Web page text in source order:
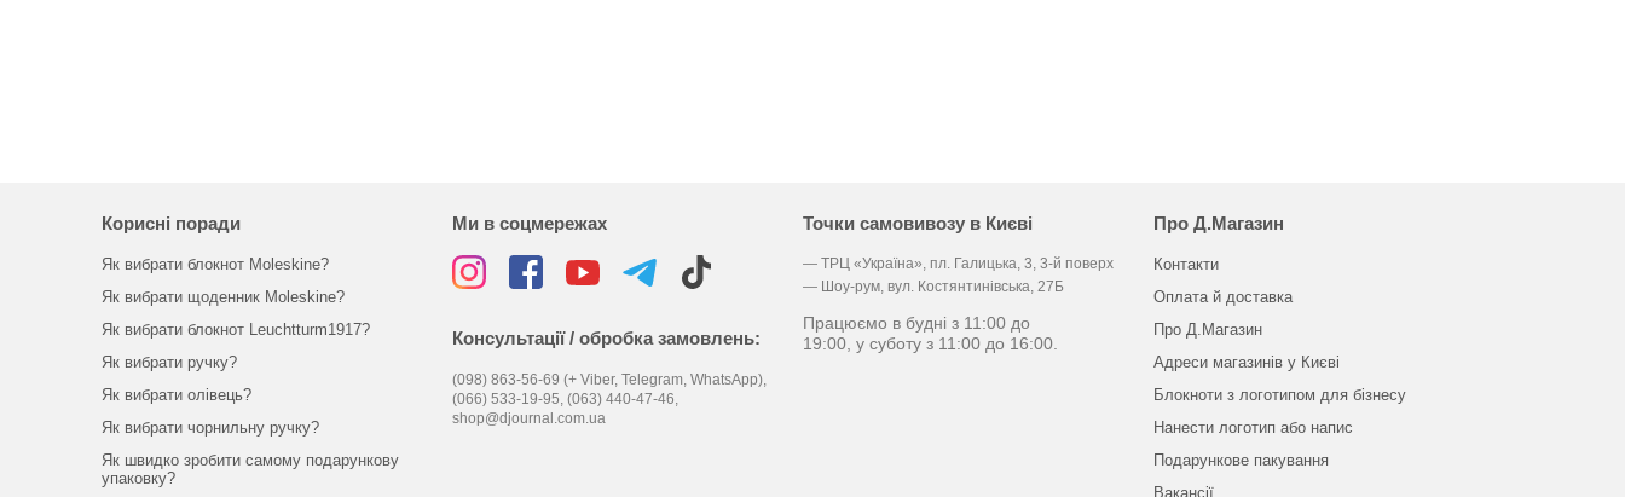
Корисні поради
Як вибрати блокнот Moleskine?
Як вибрати щоденник Moleskine?
Як вибрати блокнот Leuchtturm1917?
Як вибрати ручку?
Як вибрати олівець?
Як вибрати чорнильну ручку?
Як швидко зробити самому подарункову
упаковку?
Ми в соцмережах
Консультації / обробка замовлень:
(098) 863-56-69 (+ Viber, Telegram, WhatsApp),
(066) 533-19-95, (063) 440-47-46,
shop@djournal.com.ua
Точки самовивозу в Києві
— ТРЦ «Україна», пл. Галицька, 3, 3-й поверх
— Шоу-рум, вул. Костянтинівська, 27Б
Працюємо в будні з 11:00 до
19:00, у суботу з 11:00 до 16:00.
Про Д.Магазин
Контакти
Оплата й доставка
Про Д.Магазин
Адреси магазинів у Києві
Блокноти з логотипом для бізнесу
Нанести логотип або напис
Подарункове пакування
Вакансії